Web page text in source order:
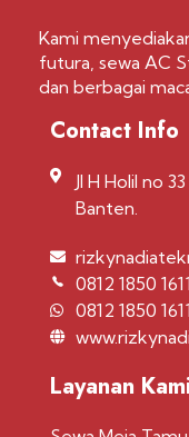
Kami
futura, sewa AC
dan berbagai
Contact Info
Jl H Holil no
Banten.
0812 1850 1611
0812 1850 1611
Layanan Kami